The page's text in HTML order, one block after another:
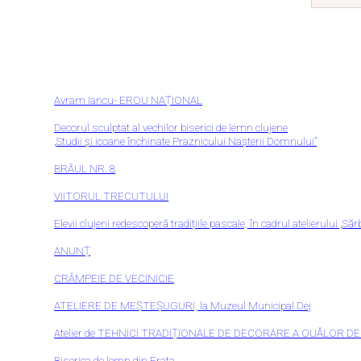
Avram Iancu- EROU NAȚIONAL
Decorul sculptat al vechilor biserici de lemn clujene
„Studii și icoane închinate Praznicului Nașterii Domnului”
BRÂUL NR. 8
VIITORUL TRECUTULUI
Elevii clujeni redescoperă tradițiile pascale, în cadrul atelierului
ANUNȚ
CRÂMPEIE DE VECINICIE
ATELIERE DE MEȘTEȘUGURI, la Muzeul Municipal Dej
Atelier de TEHNICI TRADIȚIONALE DE DECORARE A OUĂLOR